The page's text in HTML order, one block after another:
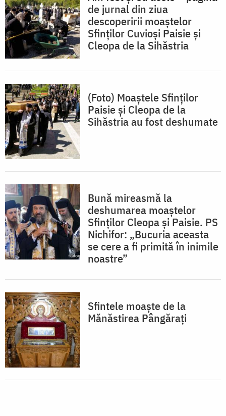
de jurnal din ziua
descoperirii moaștelor
Sfinților Cuvioși Paisie și
Cleopa de la Sihăstria
(Foto) Moaștele Sfinților
Paisie și Cleopa de la
Sihăstria au fost deshumate
Bună mireasmă la
deshumarea moaştelor
Sfinților Cleopa și Paisie. PS
Nichifor: „Bucuria aceasta
se cere a fi primită în inimile
noastre”
Sfintele moaște de la
Mănăstirea Pângărați